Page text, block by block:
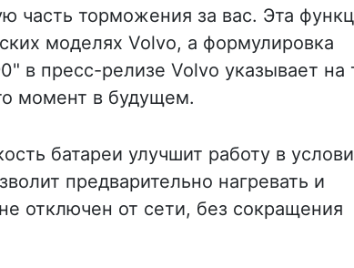
часть торможения за вас. Эта
моделях Volvo, а формулировка
в пресс-релизе Volvo указывает на
момент в будущем.
батареи улучшит работу в
предварительно нагревать и
отключен от сети, без сокращения